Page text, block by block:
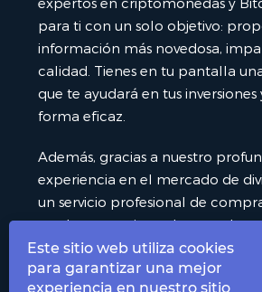
para ti con un solo objetivo:
información más novedosa,
calidad. Tienes en tu pantalla
que te ayudará en tus inversiones
forma eficaz.
Además, gracias a nuestro
experiencia en el mercado de
un servicio profesional de
totalmente orientado a que
beneficio, seguridad y
y calidad nos avala.
Este sitio web utiliza cookies
para garantizar una mejor
experiencia en nuestro sitio